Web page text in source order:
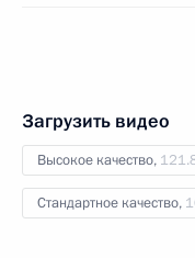
Загрузить видео
Высокое качество,
Стандартное качество,